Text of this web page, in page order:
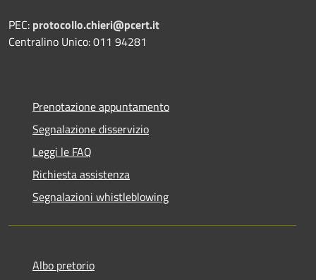
PEC: protocollo.chieri@pcert.it
Centralino Unico: 011 94281
Prenotazione appuntamento
Segnalazione disservizio
Leggi le FAQ
Richiesta assistenza
Segnalazioni whistleblowing
Albo pretorio